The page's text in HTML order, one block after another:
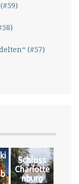
(#57)
Schloss
Charlotte
nburg